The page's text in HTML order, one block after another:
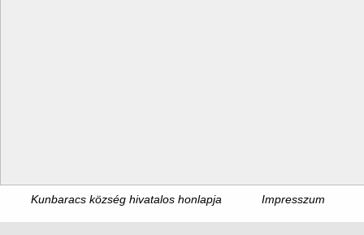
Kunbaracs község hivatalos honlapja Impresszum